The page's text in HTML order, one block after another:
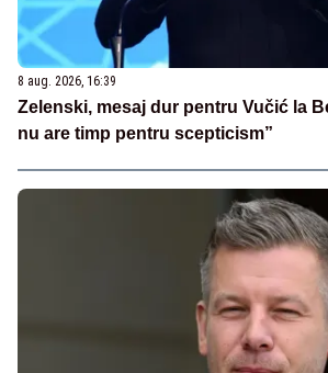
8 aug. 2026, 16:39
Zelenski, mesaj dur pentru Vučić la
nu are timp pentru scepticism”